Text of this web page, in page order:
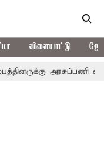
விளையாட்டு
அரசுப்பணி வழக்கு;